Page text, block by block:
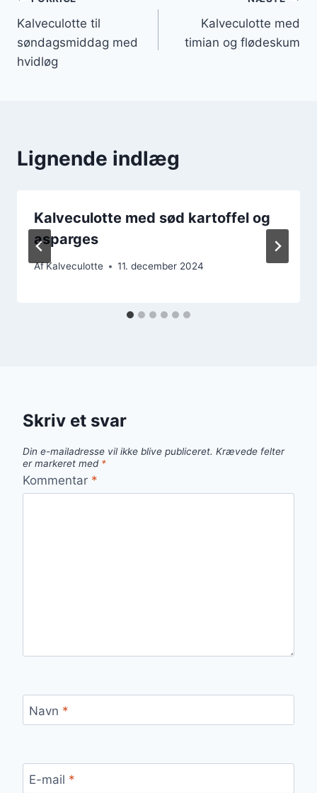
Kalveculotte til
søndagsmiddag med
hvidløg
Kalveculotte med
timian og flødeskum
Lignende indlæg
Kalveculotte med sød kartoffel og
asparges
AfKalveculotte 11. december 2024
Skriv et svar
Din e-mailadresse vil ikke blive publiceret. Krævede felter
er markeret med *
Kommentar *
Navn *
E-mail *